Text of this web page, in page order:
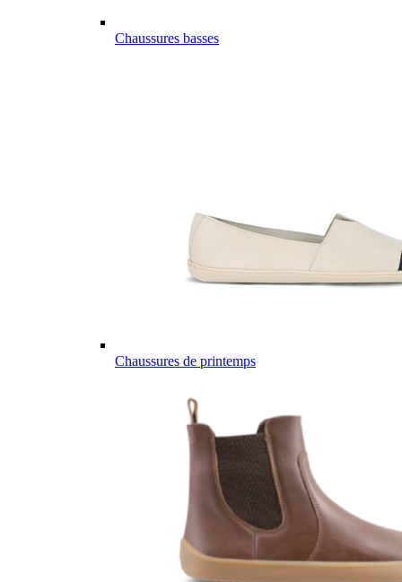
Chaussures basses
Chaussures de printemps